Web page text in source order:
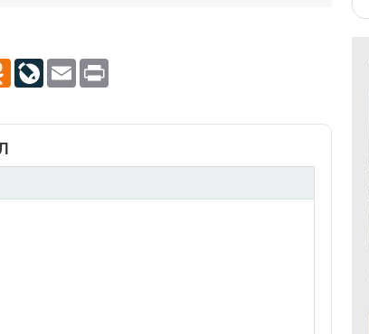
Odnoklassniki
LiveJournal
Email